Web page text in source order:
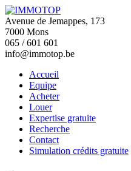
Avenue de Jemappes, 173
7000 Mons
065 / 601 601
info@immotop.be
Accueil
Equipe
Acheter
Louer
Expertise gratuite
Recherche
Contact
Simulation crédits gratuite